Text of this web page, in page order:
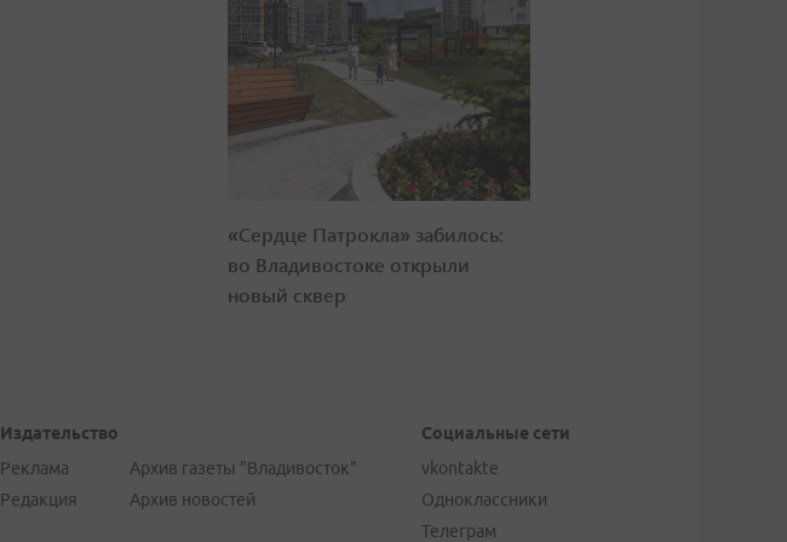
«Сердце Патрокла» забилось:
во Владивостоке открыли
новый сквер
Издательство
Реклама
Редакция
Архив газеты "Владивосток"
Архив новостей
Социальные сети
vkontakte
Одноклассники
Телеграм